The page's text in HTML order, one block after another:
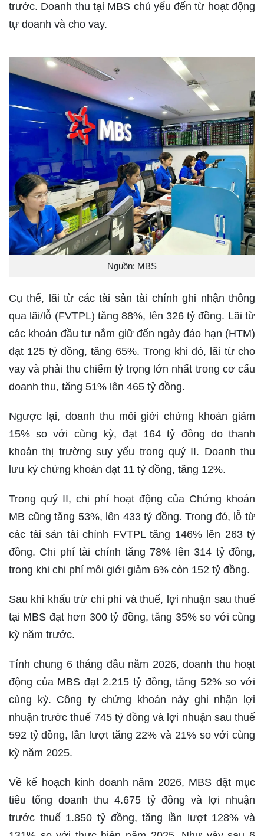
trước. Doanh thu tại MBS chủ yếu đến từ hoạt động
tự doanh và cho vay.
Nguồn: MBS
Cụ thể, lãi từ các tài sản tài chính ghi nhận thông
qua lãi/lỗ (FVTPL) tăng 88%, lên 326 tỷ đồng. Lãi từ
các khoản đầu tư nắm giữ đến ngày đáo hạn (HTM)
đạt 125 tỷ đồng, tăng 65%. Trong khi đó, lãi từ cho
vay và phải thu chiếm tỷ trọng lớn nhất trong cơ cấu
doanh thu, tăng 51% lên 465 tỷ đồng.
Ngược lại, doanh thu môi giới chứng khoán giảm
15% so với cùng kỳ, đạt 164 tỷ đồng do thanh
khoản thị trường suy yếu trong quý II. Doanh thu
lưu ký chứng khoán đạt 11 tỷ đồng, tăng 12%.
Trong quý II, chi phí hoạt động của Chứng khoán
MB cũng tăng 53%, lên 433 tỷ đồng. Trong đó, lỗ từ
các tài sản tài chính FVTPL tăng 146% lên 263 tỷ
đồng. Chi phí tài chính tăng 78% lên 314 tỷ đồng,
trong khi chi phí môi giới giảm 6% còn 152 tỷ đồng.
Sau khi khấu trừ chi phí và thuế, lợi nhuận sau thuế
tại MBS đạt hơn 300 tỷ đồng, tăng 35% so với cùng
kỳ năm trước.
Tính chung 6 tháng đầu năm 2026, doanh thu hoạt
động của MBS đạt 2.215 tỷ đồng, tăng 52% so với
cùng kỳ. Công ty chứng khoán này ghi nhận lợi
nhuận trước thuế 745 tỷ đồng và lợi nhuận sau thuế
592 tỷ đồng, lần lượt tăng 22% và 21% so với cùng
kỳ năm 2025.
Về kế hoạch kinh doanh năm 2026, MBS đặt mục
tiêu tổng doanh thu 4.675 tỷ đồng và lợi nhuận
trước thuế 1.850 tỷ đồng, tăng lần lượt 128% và